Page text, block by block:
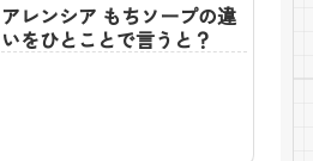
アレンシア もちソープの違
いをひとことで言うと？